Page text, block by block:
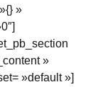
»
»
»default »]